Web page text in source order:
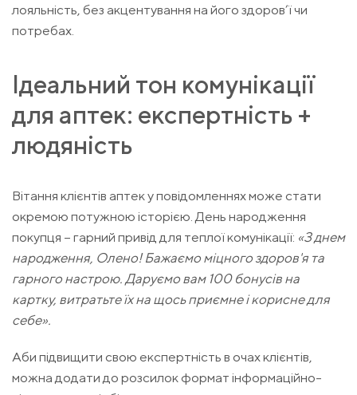
лояльність, без акцентування на його здоров’ї чи
потребах.
Ідеальний тон комунікації
для аптек: експертність +
людяність
Вітання клієнтів аптек у повідомленнях може стати
окремою потужною історією. День народження
покупця – гарний привід для теплої комунікації: «З днем
народження, Олено! Бажаємо міцного здоров'я та
гарного настрою. Даруємо вам 100 бонусів на
картку, витратьте їх на щось приємне і корисне для
себе».
Аби підвищити свою експертність в очах клієнтів,
можна додати до розсилок формат інформаційно-